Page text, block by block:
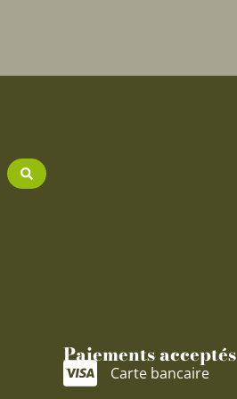
Paiements acceptés
Carte bancaire